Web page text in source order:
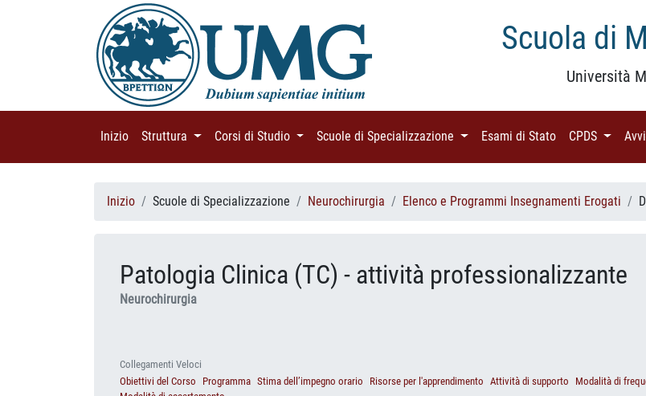
Scuola di
Università
Inizio (current)
Struttura (current)Corsi di Studio (current)Scuole di Specializzazione (current)Esami di Stato (current)
CPDS (current)
Inizio Scuole di Specializzazione Neurochirurgia Elenco e Programmi Insegnamenti Erogati
Patologia Clinica (TC) - attività professionalizzante
Neurochirurgia
Collegamenti Veloci
Obiettivi del Corso
Programma Stima dell’impegno orario Risorse per l'apprendimento Attività di supporto
Modalità di